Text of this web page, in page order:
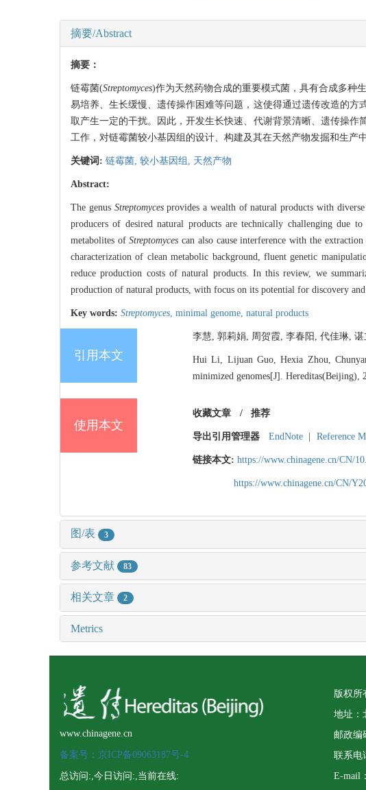
摘要/Abstract
摘要：
链霉菌(Streptomyces)作为天然药物合成的重要模式菌，具有合成多种
易培养、生长缓慢、遗传操作困难等问题，这使得通过遗传改造的
取产生一定的干扰。因此，开发生长快速、代谢背景清晰、遗传操
工作，对链霉菌较小基因组的设计、构建及其在天然产物发掘和生产
关键词: 链霉菌, 较小基因组, 天然产物
Abstract:
The genus Streptomycesprovides a wealth of natural products with
producers of desired natural products are technically challenging due
metabolites ofStreptomyces can also cause interference with the
characterization of clean metabolic background, fluent genetic
reduce production costs of natural products. In this review, we
production of natural products, with focus on its potential for discovery
Key words: Streptomyces, minimal genome, natural products
引用本文
李慧, 郭莉娟, 周贺霞, 李春阳, 代佳琳,
Hui Li, Lijuan Guo, Hexia Zhou,
minimized genomes[J]. Hereditas(Beijing),
使用本文
收藏文章 / 推荐
导出引用管理器 EndNote Reference
链接本文: https://www.chinagene.cn/CN/
https://www.chinagene.cn/CN/
图/表 3
参考文献 83
相关文章 2
Metrics
www.chinagene.cn
备案号：京ICP备09063187号-4
总访问: ,今日访问: ,当前在线:
版权所
地址：
邮政编
联系电
E-mail